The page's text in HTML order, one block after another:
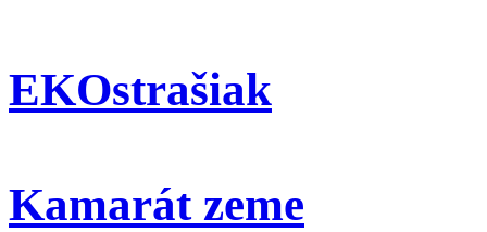
EKOstrašiak
Kamarát zeme